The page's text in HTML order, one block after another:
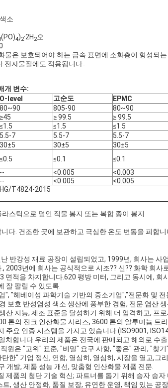
소
(PO)4)2·2H 2오
물은 보호되어야 하는 금속 표면에 소화층이 형성되
전자물질에도 적용됩니다..
개 변수:
O-level 고순도 EPMC
80~90 805-90 80~90
≥45 ≥ 99.5 ≥ 99.5
≤1.5 ≤1.5 ≤1.5
5.5-7 5.5-7 5.5-7
30±5 30±5 30±5
≤0.5 ≤0.1 ≤0.1
-- <0.005 <0.003
-- <0.005 <0.005
HG/T4824-2015
스틱으로 덮인 직물 봉지 또는 복합 종이 봉지
다. 건조한 곳에 보관하고 극심한 온도 변동을 피합
반강성 재료 공장이 설립되었고, 1999년, 회사는
2003년에 회사는 공식적으로 시조?? 신?? 화학 회
면적을 차지합니다.620 평방 미터, 그리고 동시에,
잘 팔릴 수 있도록.
", "헤베이성 과학기술 기반의 중소기업","전문화 및
보호 반성염성 색소 생산에 풍부한 경험, 전문 엽산
산 지능, 제조 표준을 달성하기 위해 더 엄격하고, 프
톤의 진크 인산화물 시리즈, 3600 톤의 알루미늄 트
주요 인증 시스템을 가지고 있습니다 (ISO9001,
치합니다.우리의 제품은 전국에 판매되고 해외로 수
원은 "고위" 표준, "비밀" 요구 사항, "좋은" 관리, "찾
한" 기업 정신, 연합, 열심히, 열심히, 시장을 열고,그
개발, 제품 성능 개선, 맞춤형 인산화물 제품 전문.
제품의 첨단 기술 혁신; 파트너를 돕기 위해 승자 승자
트, 생산 안정화, 품질 보장, 유연한 운영, 책임 있는 공장.